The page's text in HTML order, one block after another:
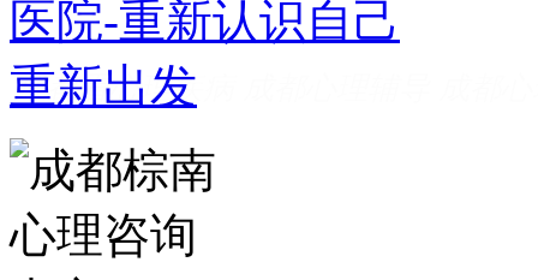
成都看心理疾病
家好 成都心理咨询推荐
费
成都心理医院哪里好